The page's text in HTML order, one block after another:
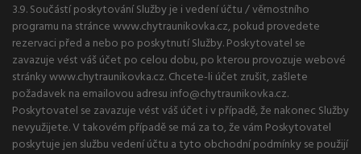
3.9. Součástí poskytování Služby je i vedení účtu / věrnostního
programu na stránce www.chytraunikovka.cz, pokud provedete
rezervaci před a nebo po poskytnutí Služby. Poskytovatel se
zavazuje vést váš účet po celou dobu, po kterou provozuje webové
stránky www.chytraunikovka.cz. Chcete-li účet zrušit, zašlete
požadavek na emailovou adresu info@chytraunikovka.cz.
Poskytovatel se zavazuje vést váš účet i v případě, že nakonec Služby
nevyužijete. V takovém případě se má za to, že vám Poskytovatel
poskytuje jen službu vedení účtu a tyto obchodní podmínky se použijí